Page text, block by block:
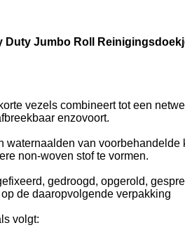
Duty Jumbo Roll
vezels combineert tot een
enzovoort.
van
non-woven stof te vormen.
gedroogd, opgerold,
de daaropvolgende verpakking
volgt: